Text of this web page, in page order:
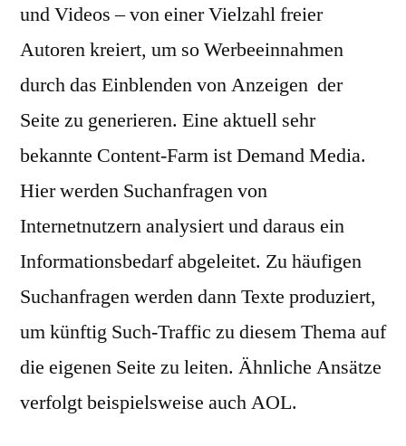
und Videos – von einer Vielzahl freier
Autoren kreiert, um so Werbeeinnahmen
durch das Einblenden von Anzeigen der
Seite zu generieren. Eine aktuell sehr
bekannte Content-Farm ist Demand Media.
Hier werden Suchanfragen von
Internetnutzern analysiert und daraus ein
Informationsbedarf abgeleitet. Zu häufigen
Suchanfragen werden dann Texte produziert,
um künftig Such-Traffic zu diesem Thema auf
die eigenen Seite zu leiten. Ähnliche Ansätze
verfolgt beispielsweise auch AOL.